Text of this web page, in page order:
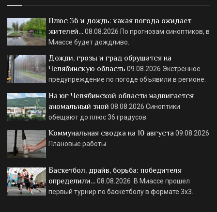
Плюс 36 и дождь: какая погода ожидает
жителей…08.08.2026 По прогнозам синоптиков, в
Миассе будет дождливо.
Дожди, грозы и град обрушатся на
Челябинскую область 09.08.2026 Экстренное
предупреждение по погоде объявили в регионе.
На юг Челябинской области надвигается
аномальный зной 08.08.2026 Синоптики
обещают до плюс 36 градусов.
Коммунальная сводка на 10 августа 09.08.2026
Плановые работы.
Баскетбол, драйв, борьба: победителя
определили…08.08.2026 В Миассе прошел
первый турнир по баскетболу в формате 3х3.